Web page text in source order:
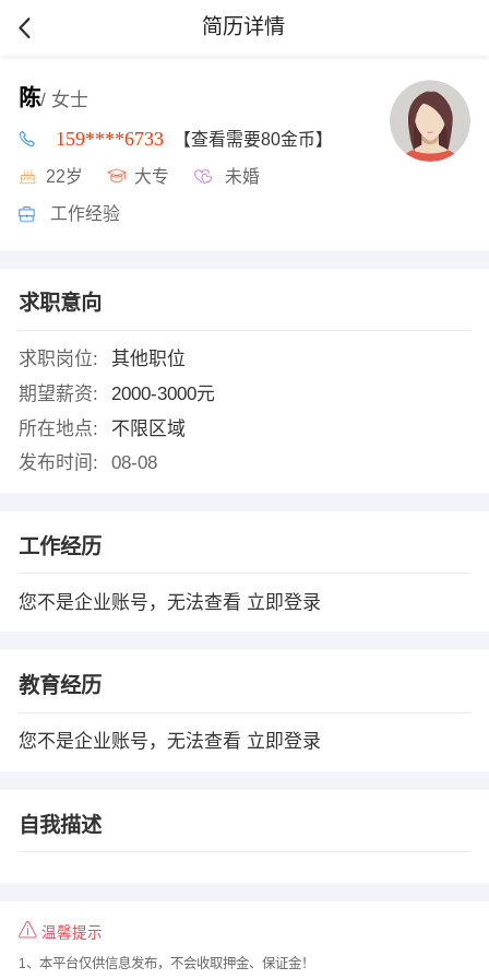
简历详情
陈/ 女士
159****6733 【查看需要80金币】
22岁 大专 未婚
工作经验
求职意向
求职岗位:
其他职位
期望薪资:
2000-3000元
所在地点:
不限区域
发布时间:
08-08
工作经历
您不是企业账号，无法查看 立即登录
教育经历
您不是企业账号，无法查看 立即登录
自我描述
温馨提示
1、本平台仅供信息发布，不会收取押金、保证金！